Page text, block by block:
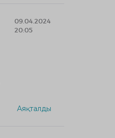
09.04.2024
20:05
Аяқталды